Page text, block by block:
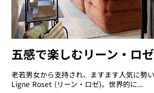
五感で楽しむリーン・ロ
老若男女から支持され、ますます人気に勢
Ligne Roset (リーン・ロゼ)。世界的に...